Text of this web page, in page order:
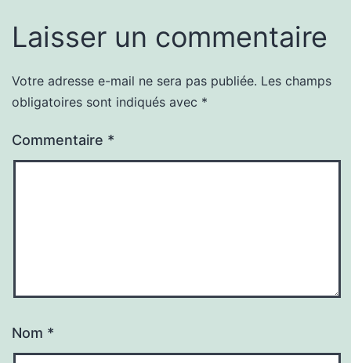
Laisser un commentaire
Votre adresse e-mail ne sera pas publiée. Les champs
obligatoires sont indiqués avec *
Commentaire *
Nom *